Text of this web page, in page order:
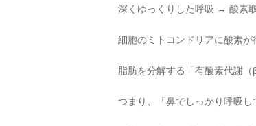
深くゆっくりした呼吸 → 酸素
細胞のミトコンドリアに酸素が
脂肪を分解する「有酸素代謝
つまり、「鼻でしっかり呼吸し